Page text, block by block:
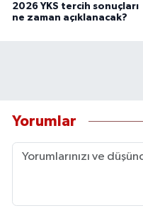
2026 YKS tercih sonuçları
ne zaman açıklanacak?
Yorumlar